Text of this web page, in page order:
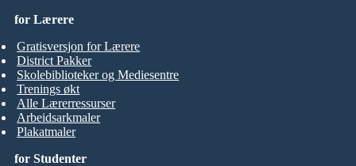
for Studenter
for Lærere
Gratisversjon for Lærere
District Pakker
Skolebiblioteker og Mediesentre
Trenings økt
Alle Lærerressurser
Arbeidsarkmaler
Plakatmaler